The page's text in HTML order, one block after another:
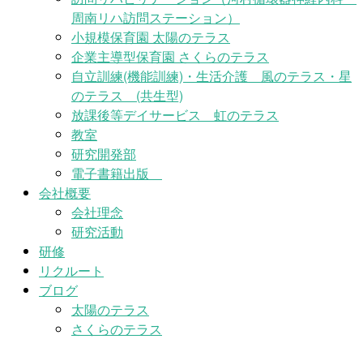
周南リハ訪問ステーション）
小規模保育園 太陽のテラス
企業主導型保育園 さくらのテラス
自立訓練(機能訓練)・生活介護 風のテラス・星
のテラス (共生型)
放課後等デイサービス 虹のテラス
教室
研究開発部
電子書籍出版
会社概要
会社理念
研究活動
研修
リクルート
ブログ
太陽のテラス
さくらのテラス